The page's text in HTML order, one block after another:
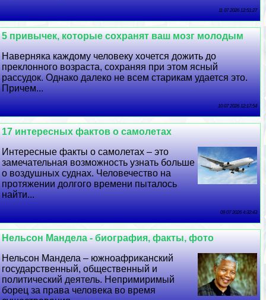
11 07 2026 12:51:27
5 привычек, которые сохранят ваш мозг молодым
Наверняка каждому человеку хочется дожить до
преклонного возраста, сохраняя при этом ясный
рассудок. Однако далеко не всем старикам удается это.
Причем...
10 07 2026 12:17:54
17 интересных фактов о самолетах
Интересные факты о самолетах – это
замечательная возможность узнать больше
о воздушных суднах. Человечество на
протяжении долгого времени пыталось
найти...
09 07 2026 4:32:43
Нельсон Maндела - биография, факты, фото
Нельсон Maндела – южноафриканский
государственный, общественный и
политический деятель. Непримиримый
борец за права человека во время